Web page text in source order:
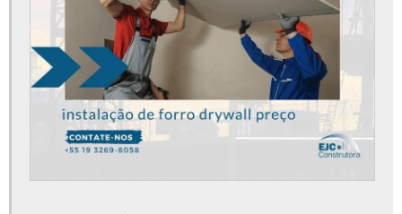
Empresa de elaboração de projetos
Empresa de estrutura metálica
Empresa de gerenciamento de obras
Empresa de instalação de piso
Empresa de mezanino